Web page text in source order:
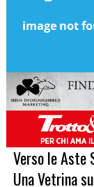
Verso le Aste
Una Vetrina